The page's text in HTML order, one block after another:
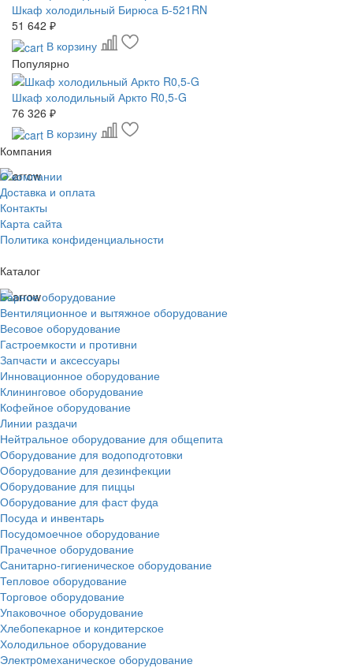
Шкаф холодильный Бирюса Б-521RN
51 642 ₽
В корзину
Популярно
Шкаф холодильный Аркто R0,5-G
76 326 ₽
В корзину
Компания
О компании
Доставка и оплата
Контакты
Карта сайта
Политика конфиденциальности
Каталог
Барное оборудование
Вентиляционное и вытяжное оборудование
Весовое оборудование
Гастроемкости и противни
Запчасти и аксессуары
Инновационное оборудование
Клининговое оборудование
Кофейное оборудование
Линии раздачи
Нейтральное оборудование для общепита
Оборудование для водоподготовки
Оборудование для дезинфекции
Оборудование для пиццы
Оборудование для фаст фуда
Посуда и инвентарь
Посудомоечное оборудование
Прачечное оборудование
Санитарно-гигиеническое оборудование
Тепловое оборудование
Торговое оборудование
Упаковочное оборудование
Хлебопекарное и кондитерское
Холодильное оборудование
Электрoмеханическое оборудование